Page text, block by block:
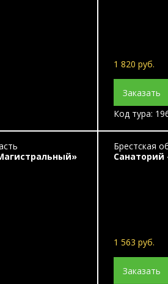
1 820 руб.
Заказать
Код тура:
Брестская
Санаторий
1 563 руб.
Заказать